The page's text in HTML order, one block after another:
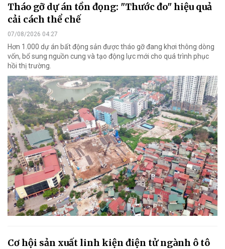
Tháo gỡ dự án tồn đọng: "Thước đo" hiệu quả
cải cách thể chế
07/08/2026 04:27
Hơn 1.000 dự án bất động sản được tháo gỡ đang khơi thông dòng
vốn, bổ sung nguồn cung và tạo động lực mới cho quá trình phục
hồi thị trường.
Cơ hội sản xuất linh kiện điện tử ngành ô tô